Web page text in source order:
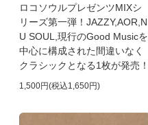
ロコソウルプレゼンツMIXシ
リーズ第一弾！JAZZY,AOR,N
U SOUL,現行のGood Musicを
中心に構成された間違いなく
クラシックとなる1枚が発売！
1,500円(税込1,650円)